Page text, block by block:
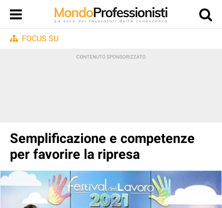
FOCUS SU
Semplificazione e competenze
per favorire la ripresa